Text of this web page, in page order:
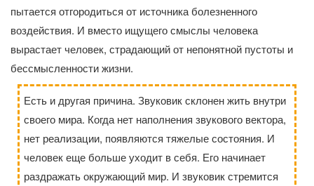
пытается отгородиться от источника болезненного
воздействия. И вместо ищущего смыслы человека
вырастает человек, страдающий от непонятной пустоты и
бессмысленности жизни.
Есть и другая причина. Звуковик склонен жить внутри
своего мира. Когда нет наполнения звукового вектора,
нет реализации, появляются тяжелые состояния. И
человек еще больше уходит в себя. Его начинает
раздражать окружающий мир. И звуковик стремится